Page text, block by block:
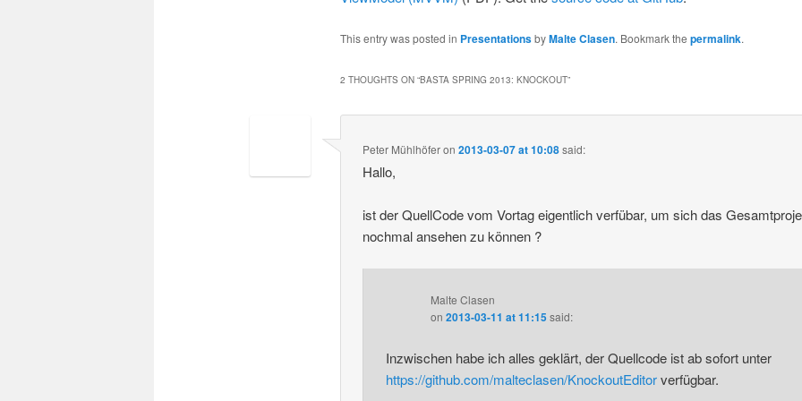
This entry was posted in PresentationsbyMalte Clasen. Bookmark the permalink.
2 THOUGHTS ON “BASTA SPRING 2013: KNOCKOUT”
Peter Mühlhöferon2013-03-07 at 10:08said:
Hallo,
ist der QuellCode vom Vortag eigentlich verfübar, um sich das
nochmal ansehen zu können ?
Malte Clasen
on 2013-03-11 at 11:15said:
Inzwischen habe ich alles geklärt, der Quellcode ist ab sofort unter
https://github.com/malteclasen/KnockoutEditorverfügbar.